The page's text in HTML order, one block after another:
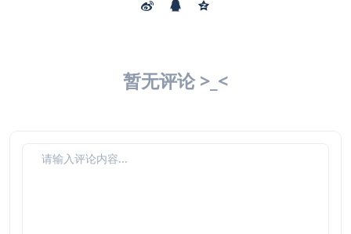
暂无评论 >_<